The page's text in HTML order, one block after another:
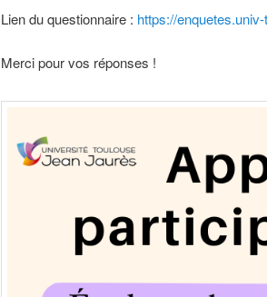
Lien du questionnaire : https://
Merci pour vos réponses !